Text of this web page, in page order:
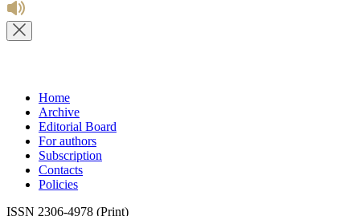
Home
Archive
Editorial Board
For authors
Subscription
Contacts
Policies
ISSN 2306-4978 (Print)